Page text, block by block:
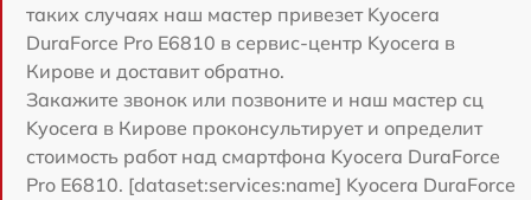
таких случаях наш мастер привезет Kyocera
DuraForce Pro E6810 в сервис-центр Kyocera в
Кирове и доставит обратно.
Закажите звонок или позвоните и наш мастер сц
Kyocera в Кирове проконсультирует и определит
стоимость работ над смартфона Kyocera DuraForce
Pro E6810. [dataset:services:name] Kyocera DuraForce